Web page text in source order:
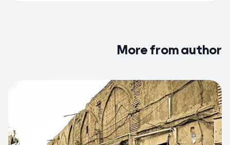
More from author
0